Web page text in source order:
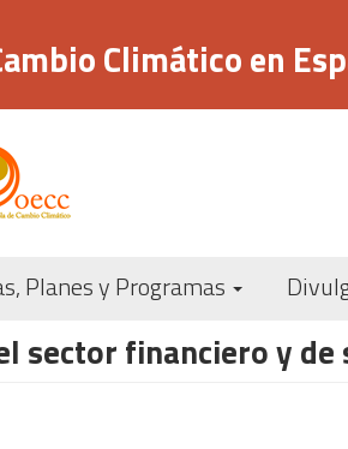
Climático en
Planes y Programas
sector financiero y de